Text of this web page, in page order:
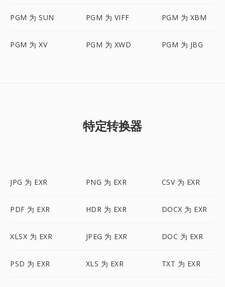
PGM 为 SUN PGM 为 VIFF PGM 为 XBM
PGM 为 XV PGM 为 XWD PGM 为 JBG
特定转换器
JPG 为 EXR PNG 为 EXR CSV 为 EXR
PDF 为 EXR HDR 为 EXR DOCX 为 EXR
XLSX 为 EXR JPEG 为 EXR DOC 为 EXR
PSD 为 EXR XLS 为 EXR TXT 为 EXR